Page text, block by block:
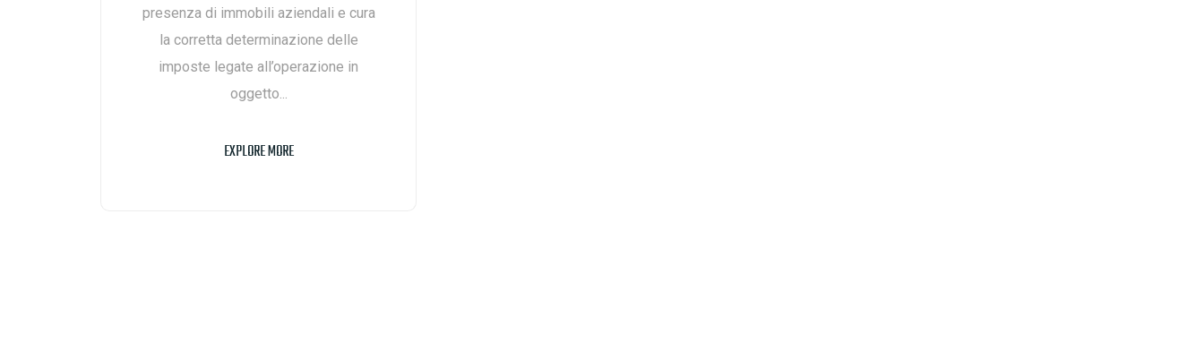
presenza di immobili aziendali e cura
la corretta determinazione delle
imposte legate all’operazione in
oggetto...
EXPLORE MORE